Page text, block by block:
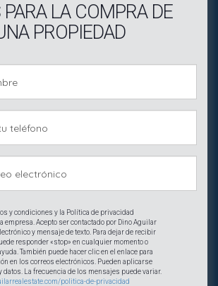
PARA LA COMPRA DE
PROPIEDAD
y condiciones y la Política de privacidad
empresa. Acepto ser contactado por Dino Aguilar
y mensaje de texto. Para dejar de recibir
responder «stop» en cualquier momento o
También puede hacer clic en el enlace para
en los correos electrónicos. Pueden aplicarse
La frecuencia de los mensajes puede variar.
politica-de-privacidad